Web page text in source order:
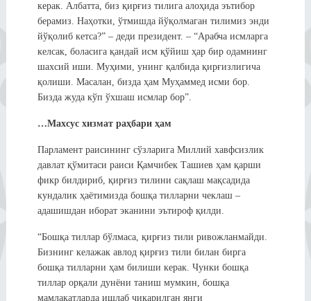
керак. Албатта, биз қирғиз тилига алоҳида эътибор
берамиз. Наҳотки, ўтмишда йўқолмаган тилимиз энди
йўқолиб кетса?” – деди президент. – “Арабча исмларга
келсак, боласига қандай исм қўйиш ҳар бир одамнинг
шахсий иши. Муҳими, унинг қалбида қирғизлигича
қолиши. Масалан, бизда ҳам Муҳаммед исми бор.
Бизда жуда кўп ўхшаш исмлар бор”.
…Махсус хизмат раҳбари ҳам
Парламент раисининг сўзларига Миллий хавфсизлик
давлат қўмитаси раиси Қамчибек Ташиев ҳам қарши
фикр билдириб, қирғиз тилини сақлаш мақсадида
кундалик ҳаётимизда бошқа тилларни чеклаш –
адашишдан иборат эканини эътироф қилди.
“Бошқа тиллар бўлмаса, қирғиз тили ривожланмайди.
Бизнинг келажак авлод қирғиз тили билан бирга
бошқа тилларни ҳам билиши керак. Чунки бошқа
тиллар орқали дунёни таниш мумкин, бошқа
мамлакатларда ишлаб чиқарилган янги